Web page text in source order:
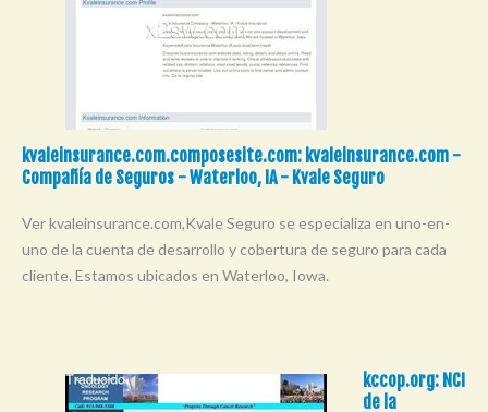
kvaleinsurance.com.composesite.com: kvaleinsurance.com -
Compañía de Seguros - Waterloo, IA - Kvale Seguro
Ver kvaleinsurance.com,Kvale Seguro se especializa en uno-en-
uno de la cuenta de desarrollo y cobertura de seguro para cada
cliente. Estamos ubicados en Waterloo, Iowa.
kccop.org: NCI
de la